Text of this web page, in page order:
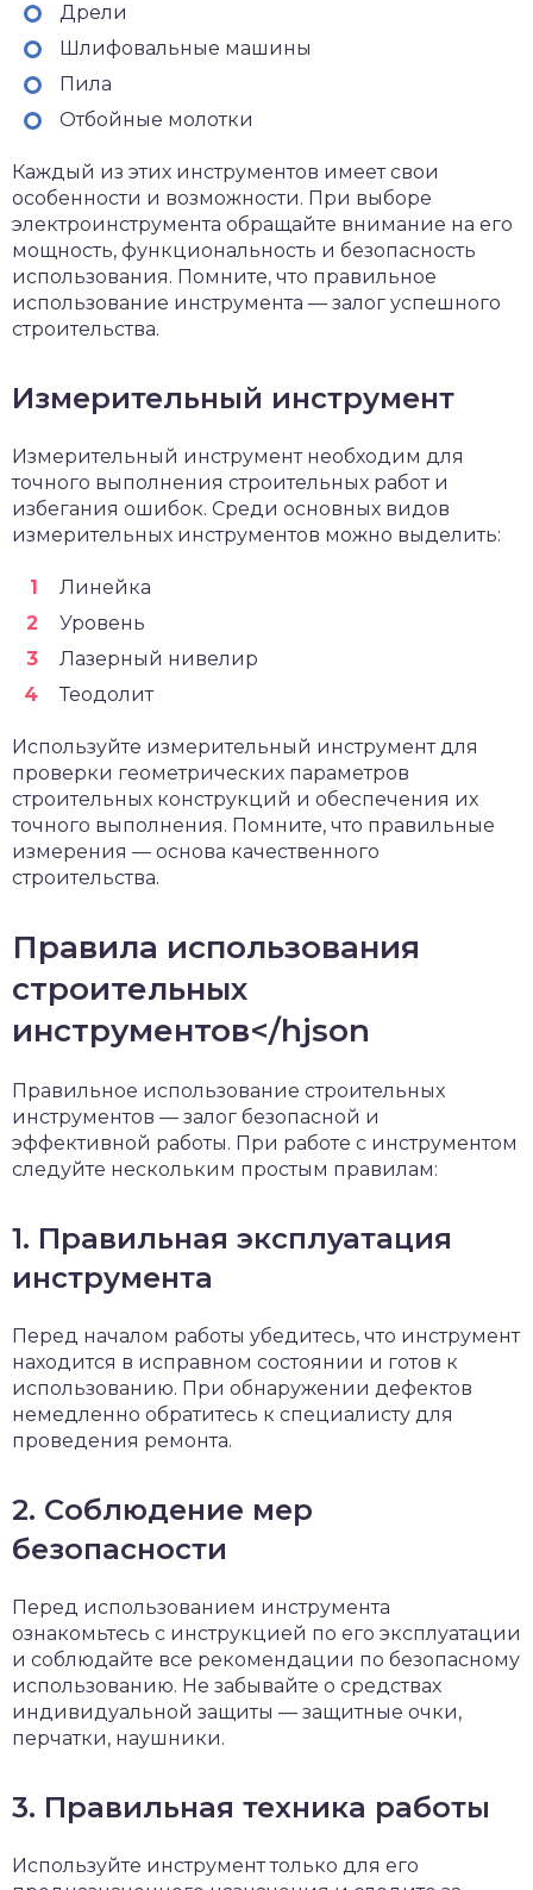
Дрели
Шлифовальные машины
Пила
Отбойные молотки
Каждый из этих инструментов имеет свои
особенности и возможности. При выборе
электроинструмента обращайте внимание на его
мощность, функциональность и безопасность
использования. Помните, что правильное
использование инструмента — залог успешного
строительства.
Измерительный инструмент
Измерительный инструмент необходим для
точного выполнения строительных работ и
избегания ошибок. Среди основных видов
измерительных инструментов можно выделить:
Линейка
Уровень
Лазерный нивелир
Теодолит
Используйте измерительный инструмент для
проверки геометрических параметров
строительных конструкций и обеспечения их
точного выполнения. Помните, что правильные
измерения — основа качественного
строительства.
Правила использования
строительных
инструментов</hjson
Правильное использование строительных
инструментов — залог безопасной и
эффективной работы. При работе с инструментом
следуйте нескольким простым правилам:
1. Правильная эксплуатация
инструмента
Перед началом работы убедитесь, что инструмент
находится в исправном состоянии и готов к
использованию. При обнаружении дефектов
немедленно обратитесь к специалисту для
проведения ремонта.
2. Соблюдение мер
безопасности
Перед использованием инструмента
ознакомьтесь с инструкцией по его эксплуатации
и соблюдайте все рекомендации по безопасному
использованию. Не забывайте о средствах
индивидуальной защиты — защитные очки,
перчатки, наушники.
3. Правильная техника работы
Используйте инструмент только для его